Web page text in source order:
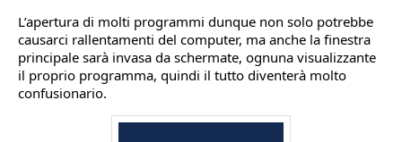
L’apertura di molti programmi dunque non solo potrebbe
causarci rallentamenti del computer, ma anche la finestra
principale sarà invasa da schermate, ognuna visualizzante
il proprio programma, quindi il tutto diventerà molto
confusionario.